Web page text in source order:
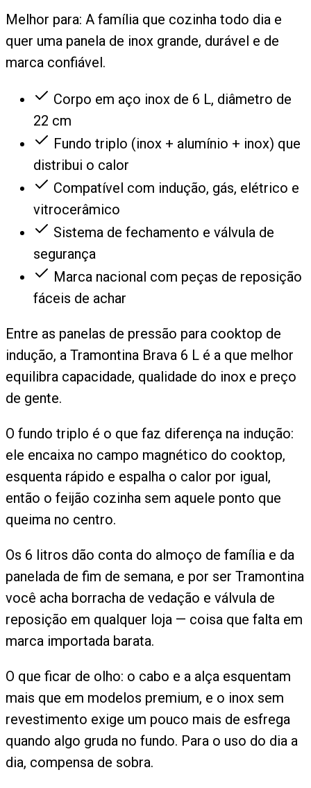
Melhor para: A família que cozinha todo dia e
quer uma panela de inox grande, durável e de
marca confiável.
Corpo em aço inox de 6 L, diâmetro de
22 cm
Fundo triplo (inox + alumínio + inox) que
distribui o calor
Compatível com indução, gás, elétrico e
vitrocerâmico
Sistema de fechamento e válvula de
segurança
Marca nacional com peças de reposição
fáceis de achar
Entre as panelas de pressão para cooktop de
indução, a Tramontina Brava 6 L é a que melhor
equilibra capacidade, qualidade do inox e preço
de gente.
O fundo triplo é o que faz diferença na indução:
ele encaixa no campo magnético do cooktop,
esquenta rápido e espalha o calor por igual,
então o feijão cozinha sem aquele ponto que
queima no centro.
Os 6 litros dão conta do almoço de família e da
panelada de fim de semana, e por ser Tramontina
você acha borracha de vedação e válvula de
reposição em qualquer loja — coisa que falta em
marca importada barata.
O que ficar de olho: o cabo e a alça esquentam
mais que em modelos premium, e o inox sem
revestimento exige um pouco mais de esfrega
quando algo gruda no fundo. Para o uso do dia a
dia, compensa de sobra.